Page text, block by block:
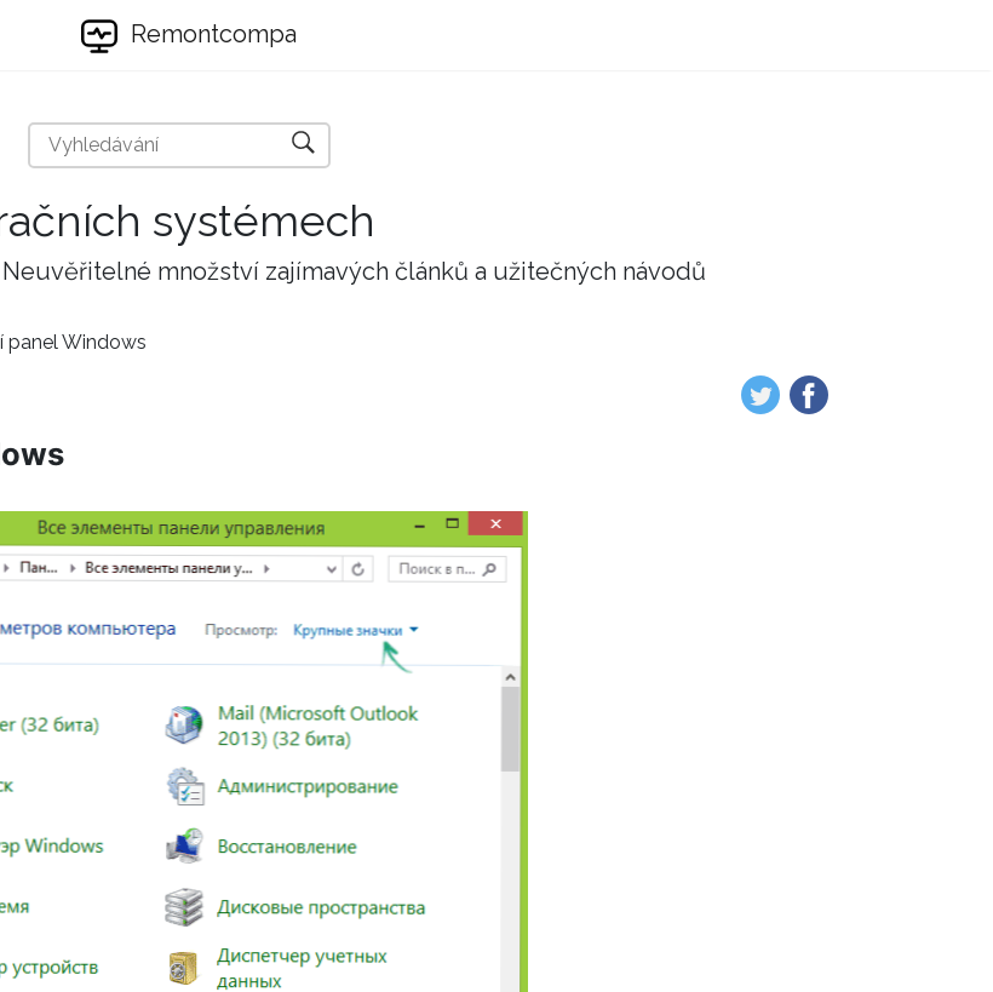
Remontcompa
systémech
množství zajímavých článků a užitečných návodů
panel Windows